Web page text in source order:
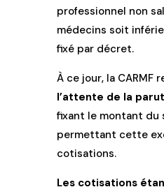
professionnel non
médecins soit
fixé par décret.
À ce jour, la CARMF
l’attente de la
fixant le montant du
permettant cette
cotisations.
Les cotisations